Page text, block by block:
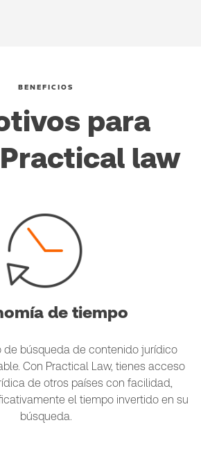
BENEFICIOS
para
law
de tiempo
de búsqueda de contenido jurídico
Con Practical Law, tienes acceso
de otros países con facilidad,
el tiempo invertido en su
búsqueda.